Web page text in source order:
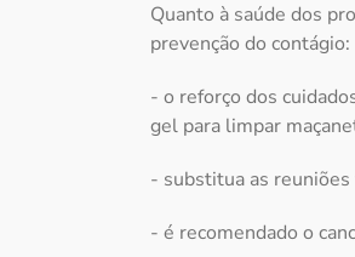
Quanto à saúde dos
prevenção do contágio:
- o reforço dos
gel para limpar
- substitua as
- é recomendado o